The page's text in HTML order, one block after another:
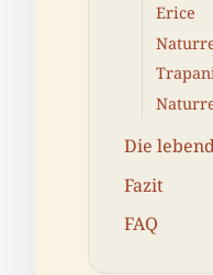
Erice
Die
Fazit
FAQ